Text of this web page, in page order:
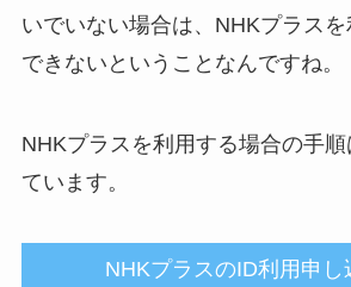
いでいない場合は、NHKプラス
できないということなんですね。
NHKプラスを利用する場合の手
ています。
NHKプラスのID利用申し